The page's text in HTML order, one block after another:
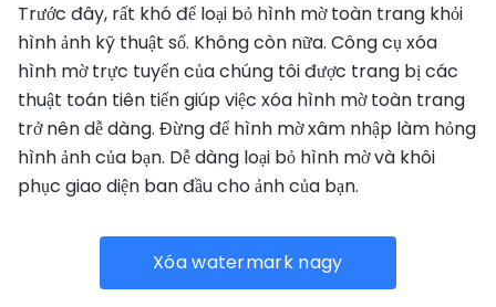
Trước đây, rất khó để loại bỏ hình mờ toàn trang khỏi
hình ảnh kỹ thuật số. Không còn nữa. Công cụ xóa
hình mờ trực tuyến của chúng tôi được trang bị các
thuật toán tiên tiến giúp việc xóa hình mờ toàn trang
trở nên dễ dàng. Đừng để hình mờ xâm nhập làm hỏng
hình ảnh của bạn. Dễ dàng loại bỏ hình mờ và khôi
phục giao diện ban đầu cho ảnh của bạn.
Xóa watermark nagy